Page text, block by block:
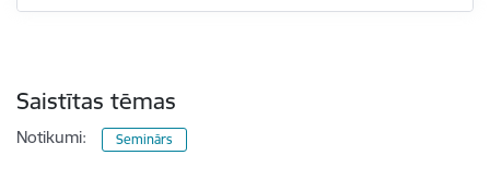
Saistītas tēmas
Notikumi: Seminārs